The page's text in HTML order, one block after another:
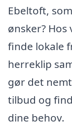
Ebeltoft,
ønsker?
finde lokale
herreklip
gør det
tilbud og
dine behov.